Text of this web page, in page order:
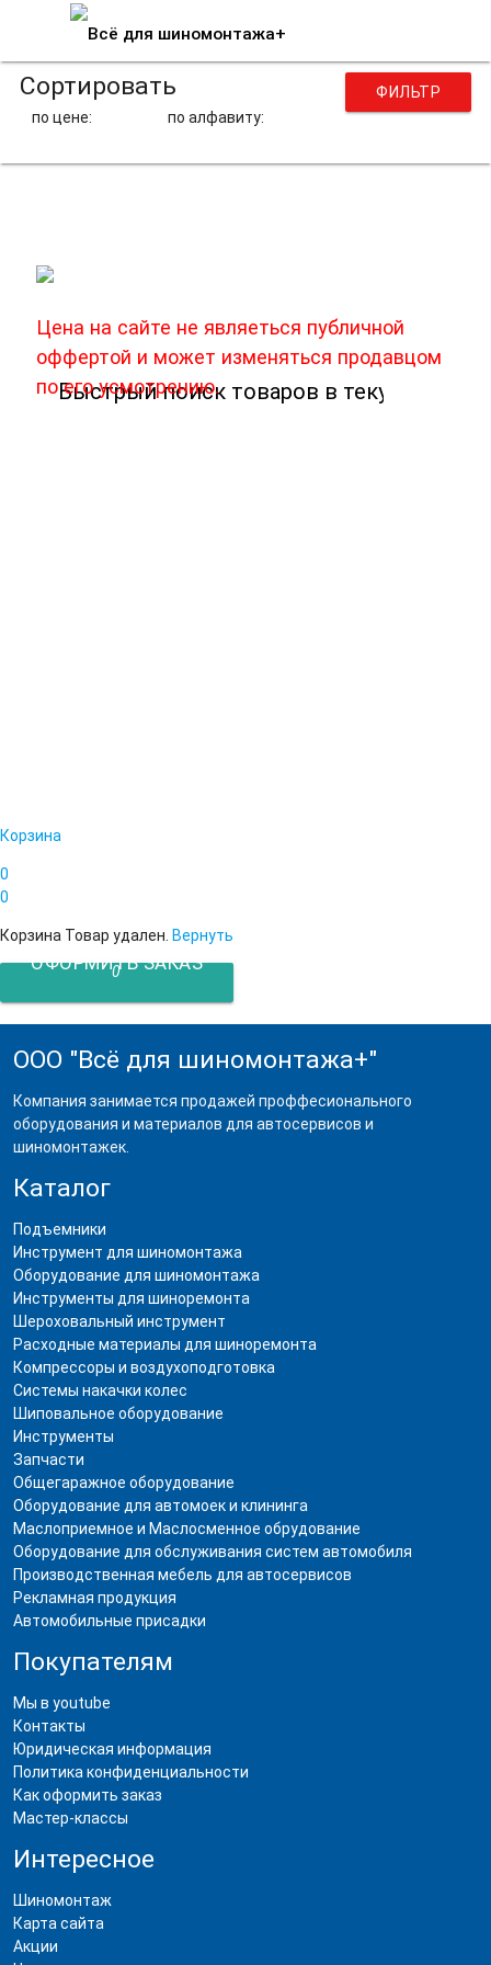
ФИЛЬТР
Сортировать
по цене: по алфавиту:
Цена на сайте не являеться публичной
оффертой и может изменяться продавцом
по его усмотрению.
Корзина
0
0
Корзина Товар удален. Вернуть
0
ОФОРМИТЬ ЗАКАЗ
ООО "Всё для шиномонтажа+"
Компания занимается продажей проффесионального
оборудования и материалов для автосервисов и
шиномонтажек.
Каталог
Подъемники
Инструмент для шиномонтажа
Оборудование для шиномонтажа
Инструменты для шиноремонта
Шероховальный инструмент
Расходные материалы для шиноремонта
Компрессоры и воздухоподготовка
Системы накачки колес
Шиповальное оборудование
Инструменты
Запчасти
Общегаражное оборудование
Оборудование для автомоек и клининга
Маслоприемное и Маслосменное обрудование
Оборудование для обслуживания систем автомобиля
Производственная мебель для автосервисов
Рекламная продукция
Автомобильные присадки
Покупателям
Мы в youtube
Контакты
Юридическая информация
Политика конфиденциальности
Как оформить заказ
Мастер-классы
Интересное
Шиномонтаж
Карта сайта
Акции